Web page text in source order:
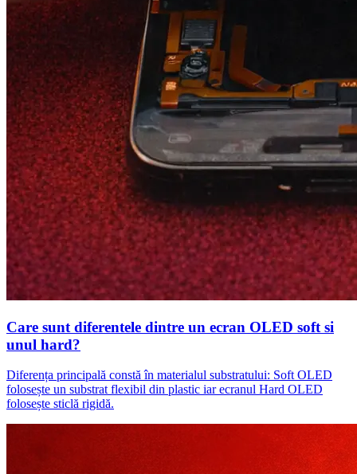
Care sunt diferentele dintre un ecran OLED soft si
unul hard?
Diferența principală constă în materialul substratului: Soft OLED
folosește un substrat flexibil din plastic iar ecranul Hard OLED
folosește sticlă rigidă.